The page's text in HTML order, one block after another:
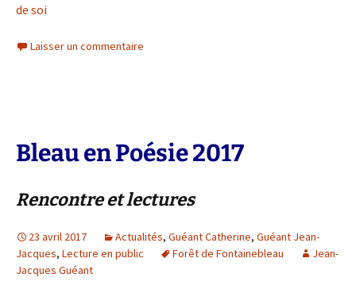
de soi
Laisser un commentaire
Bleau en Poésie 2017
Rencontre et lectures
23 avril 2017 Actualités, Guéant Catherine, Guéant Jean-
Jacques, Lecture en public Forêt de Fontainebleau
Jean-
Jacques Guéant